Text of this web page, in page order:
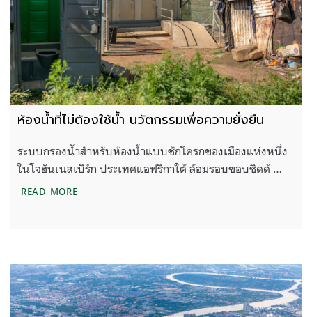
ห้องน้ำที่ไม่ต้องใช้น้ำ นวัตกรรมเพื่อความยั่งยืน
ระบบกรองน้ำสำหรับห้องน้ำแบบชักโครกของเมืองแห่งหนึ่ง
ในโจฮันเนสเบิร์ก ประเทศแอฟริกาใต้ ล้อมรอบขอบชิดด้ …
READ MOREห้องน้ำที่ไม่ต้องใช้น้ำ นวัตกรรมเพื่อความยั่งยืน